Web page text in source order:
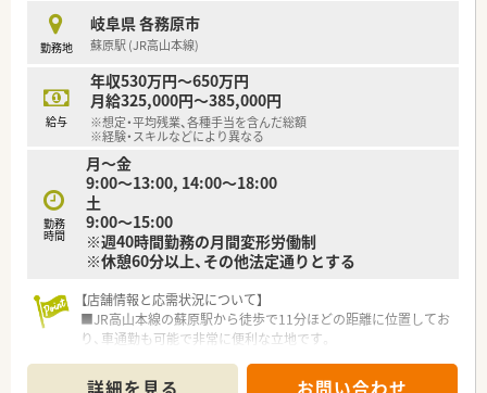
【職場環境と雰囲気】
■大手グループの労働組合に加入でき、各種レジャー施設やテー
マパークの割引など福利厚生が大変豊富です。
■スタッフ同士のコミュニケーションが活発で、協力し合いなが
ら和やかな雰囲気の中で業務に取り組めます。
■産前産後休業や育児休業の取得実績も多数あり、ライフステー
ジが変化しても安心して働き続けられる職場です。
勤務地
岐阜県 各務原市
蘇原駅 (JR高山本線)
給与
年収530万円～650万円
月給325,000円～385,000円
※想定・平均残業、各種手当を含んだ総額
※経験・スキルなどにより異なる
勤務
時間
月〜金
9:00〜13:00, 14:00〜18:00
土
9:00〜15:00
※週40時間勤務の月間変形労働制
※休憩60分以上、その他法定通りとする
【店舗情報と応需状況について】
■JR高山本線の蘇原駅から徒歩で11分ほどの距離に位置してお
り、車通勤も可能で非常に便利な立地です。
い医療機関からの処方箋を広く応需しています。